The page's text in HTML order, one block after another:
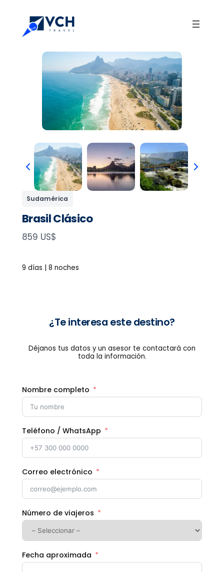
Sudamérica
Brasil Clásico
N
w
859 US$
9 días | 8 noches
¿Te interesa este destino?
Déjanos tus datos y un asesor te contactará con
toda la información.
Nombre completo
Teléfono / WhatsApp
Correo electrónico
Número de viajeros
Fecha aproximada